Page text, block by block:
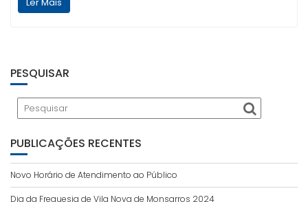
PESQUISAR
PUBLICAÇÕES RECENTES
Novo Horário de Atendimento ao Público
Dia da Freguesia de Vila Nova de Monsarros 2024